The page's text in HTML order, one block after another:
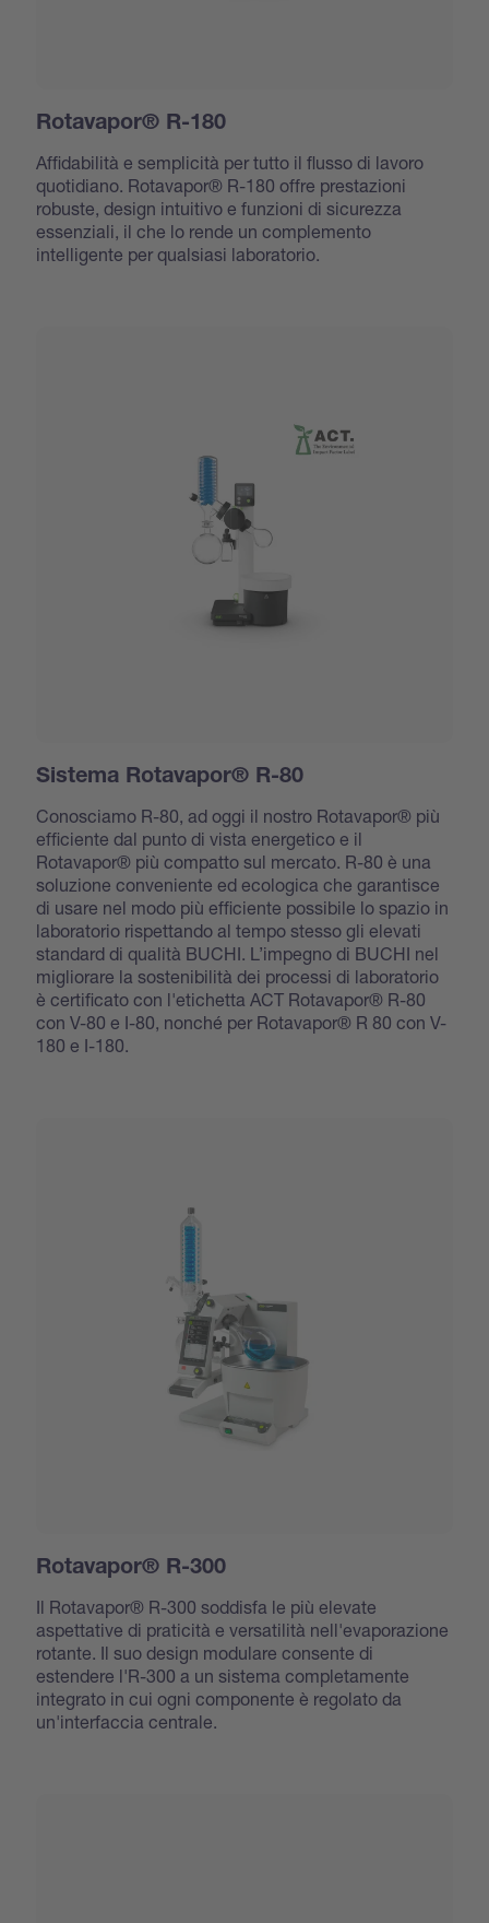
Rotavapor® R-180
Affidabilità e semplicità per tutto il flusso di lavoro
quotidiano. Rotavapor® R-180 offre prestazioni
robuste, design intuitivo e funzioni di sicurezza
essenziali, il che lo rende un complemento
intelligente per qualsiasi laboratorio.
Sistema Rotavapor® R-80
Conosciamo R-80, ad oggi il nostro Rotavapor® più
efficiente dal punto di vista energetico e il
Rotavapor® più compatto sul mercato. R-80 è una
soluzione conveniente ed ecologica che garantisce
di usare nel modo più efficiente possibile lo spazio in
laboratorio rispettando al tempo stesso gli elevati
standard di qualità BUCHI. L’impegno di BUCHI nel
migliorare la sostenibilità dei processi di laboratorio
è certificato con l'etichetta ACT Rotavapor® R-80
con V-80 e I-80, nonché per Rotavapor® R 80 con V-
180 e I-180.
Rotavapor® R-300
Il Rotavapor® R-300 soddisfa le più elevate
aspettative di praticità e versatilità nell'evaporazione
rotante. Il suo design modulare consente di
estendere l'R-300 a un sistema completamente
integrato in cui ogni componente è regolato da
un'interfaccia centrale.